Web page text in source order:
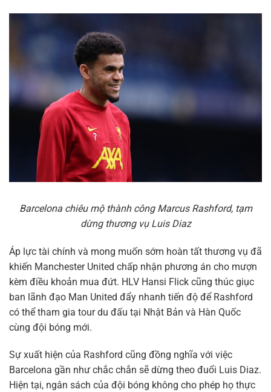
Barcelona chiêu mộ thành công Marcus Rashford, tạm
dừng thương vụ Luis Diaz
Áp lực tài chính và mong muốn sớm hoàn tất thương vụ đã
khiến Manchester United chấp nhận phương án cho mượn
kèm điều khoản mua đứt. HLV Hansi Flick cũng thúc giục
ban lãnh đạo Man United đẩy nhanh tiến độ để Rashford
có thể tham gia tour du đấu tại Nhật Bản và Hàn Quốc
cùng đội bóng mới.
Sự xuất hiện của Rashford cũng đồng nghĩa với việc
Barcelona gần như chắc chắn sẽ dừng theo đuổi Luis Diaz.
Hiện tại, ngân sách của đội bóng không cho phép họ thực